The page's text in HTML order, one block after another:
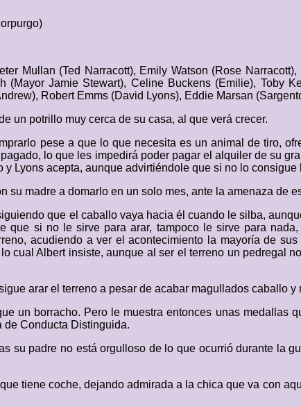
Mullan (Ted Narracott), Emily Watson (Rose
Jamie Stewart), Celine Buckens (Emilie), Toby
Robert Emms (David Lyons), Eddie Marsan
un potrillo muy cerca de su casa, al que verá crecer.
pese a que lo que necesita es un animal de tiro,
lo que les impedirá poder pagar el alquiler de su
Lyons acepta, aunque advirtiéndole que si no lo
madre a domarlo en un solo mes, ante la amenaza de
que el caballo vaya hacia él cuando le silba,
si no le sirve para arar, tampoco le sirve para
acudiendo a ver el acontecimiento la mayoría de
cual Albert insiste, aunque al ser el terreno un pedregal
arar el terreno a pesar de acabar magullados caballo y
un borracho. Pero le muestra entonces unas medallas
de Conducta Distinguida.
su padre no está orgulloso de lo que ocurrió durante la
tiene coche, dejando admirada a la chica que va con